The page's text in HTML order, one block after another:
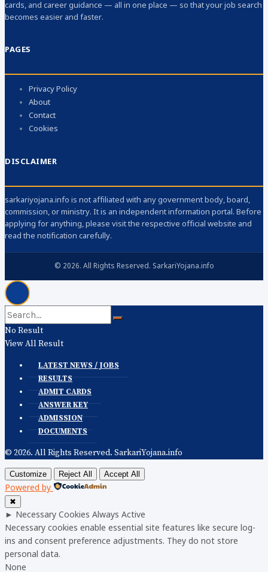
cards, and career guidance — all in one place — so that your job search
becomes easier and faster.
PAGES
Privacy Policy
About
Contact
Cookies
DISCLAIMER
sarkariyojana.info is not affiliated with any government body, board,
commission, or ministry. It is an independent information portal. Before
applying for anything, please visit the respective official website and
read the notification carefully.
© 2026. All Rights Reserved. SarkariYojana.info
No Result
View All Result
LATEST NEWS / JOBS
RESULTS
ADMIT CARDS
ANSWER KEY
ADMISSION
DOCUMENTS
© 2026. All Rights Reserved. SarkariYojana.info
Customize Reject All Accept All
Powered by
✖
► Necessary Cookies Always Active
Necessary cookies enable essential site features like secure log-
ins and consent preference adjustments. They do not store
personal data.
None